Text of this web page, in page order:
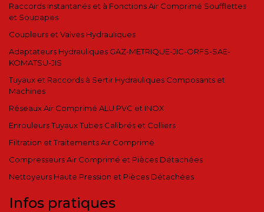
Raccords Instantanés et à Fonctions Air Comprimé Soufflettes
et Soupapes
Coupleurs et Valves Hydrauliques
Adaptateurs Hydrauliques GAZ-METRIQUE-JIC-ORFS-SAE-
KOMATSU-JIS
Tuyaux et Raccords à Sertir Hydrauliques Composants et
Machines
Réseaux Air Comprimé ALU PVC et INOX
Enrouleurs Tuyaux Tubes Calibrés et Colliers
Filtration et Traitements Air Comprimé
Compresseurs Air Comprimé et Pièces Détachées
Nettoyeurs Haute Pression et Pièces Détachées
Infos pratiques